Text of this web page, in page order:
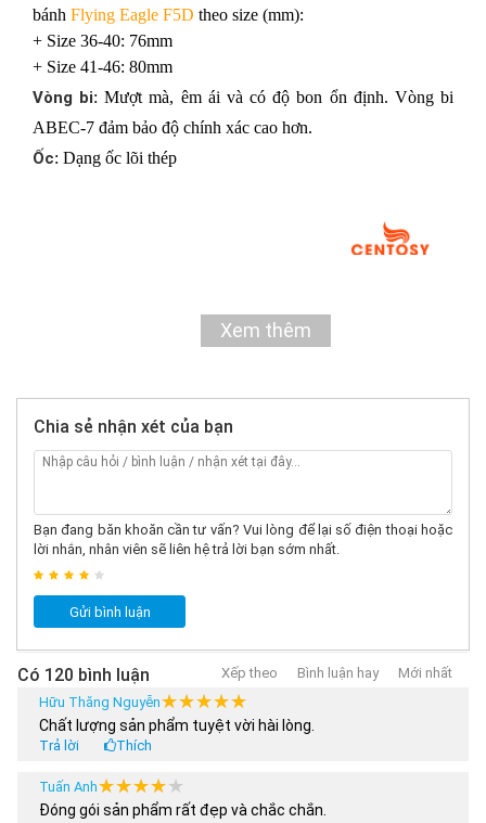
bánh Flying Eagle F5D theo size (mm):
+ Size 36-40: 76mm
+ Size 41-46: 80mm
Vòng bi: Mượt mà, êm ái và có độ bon ổn định. Vòng bi
ABEC-7 đảm bảo độ chính xác cao hơn.
Ốc: Dạng ốc lõi thép
Thiết kế và chất liệu
Giày patin Flying Eagle F5Dđược thiết kế với sự chú trọng
đến cảm giác thoải mái và sự linh hoạt khi sử dụng. Chúng
có cấu trúc chắc chắn, vừa vặn với đôi chân và giúp người
chơi dễ dàng kiểm soát trượt patin. Với chất liệu chính là
nhựa cao cấp kết hợp với thép không gỉ, giày patin Flying
Xem thêm
Chia sẻ nhận xét của bạn
Bạn đang băn khoăn cần tư vấn? Vui lòng để lại số điện thoại hoặc
lời nhắn, nhân viên sẽ liên hệ trả lời bạn sớm nhất.
Gửi bình luận
Có 120 bình luận Xếp theo Bình luận hay
Mới nhất
Hữu Thăng Nguyễn★★★★★
★★★★★
Chất lượng sản phẩm tuyệt vời hài lòng.
Trả lời Thích
Tuấn Anh★★★★★
★★★★★
Đóng gói sản phẩm rất đẹp và chắc chắn.